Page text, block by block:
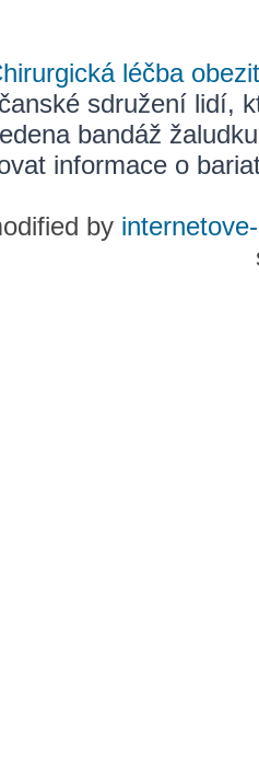
léčba
sdružení lidí,
bandáž
informace o
by